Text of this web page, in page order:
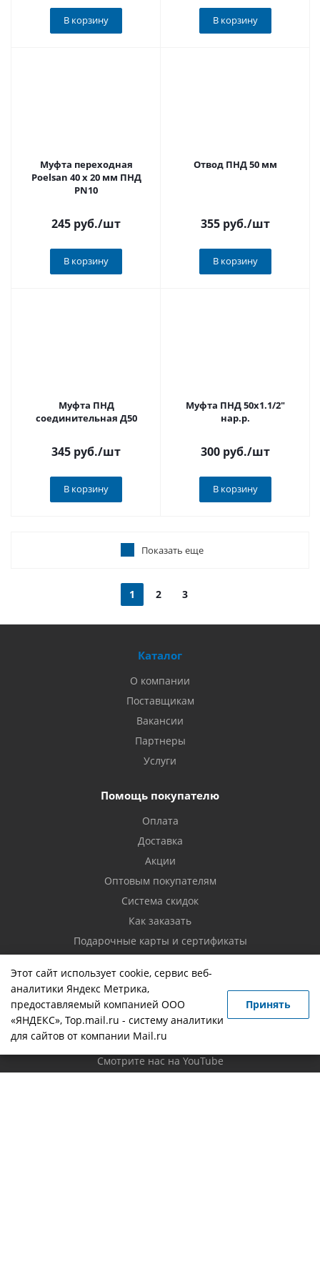
В корзину В корзину
Муфта переходная
Poelsan 40 х 20 мм ПНД
PN10
245 руб./шт
В корзину
Отвод ПНД 50 мм
355 руб./шт
В корзину
Муфта ПНД
соединительная Д50
345 руб./шт
В корзину
Муфта ПНД 50х1.1/2"
нар.р.
300 руб./шт
В корзину
Показать еще
1 2 3
Каталог
О компании
Поставщикам
Вакансии
Партнеры
Услуги
Помощь покупателю
Оплата
Доставка
Акции
Оптовым покупателям
Система скидок
Как заказать
Подарочные карты и сертификаты
Контакты
Вопрос-ответ
Новости
Смотрите нас на YouTube
Этот сайт использует cookie, сервис веб-
аналитики Яндекс Метрика,
предоставляемый компанией ООО
«ЯНДЕКС», Top.mail.ru - систему аналитики
для сайтов от компании Mail.ru
Принять